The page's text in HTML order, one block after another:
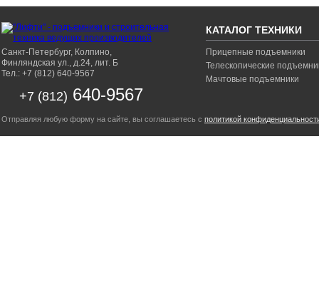
Санкт-Петербург, Колпино,
Финляндская ул., д.24, лит. Б
Тел.: +7 (812) 640-9567
+7 (812) 640-9567
КАТАЛОГ ТЕХНИКИ
Прицепные подъемники
Телескопические
Мачтовые подъемники
Отправляя любую форму на сайте, вы соглашаетесь с политикой